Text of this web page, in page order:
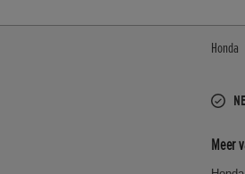
Honda
Meer